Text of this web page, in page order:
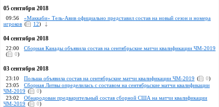
05 сентября 2018
09:56
«Маккаби» Тель-Авив официально представил состав на новый сезон и номера
игроков ( 12)
04 сентября 2018
22:00
Сборная Канады объявила состав на сентябрьские матчи квалификации ЧМ-2019
(
0)
03 сентября 2018
23:10 Польша объявила состав на сентябрьские матчи квалификации ЧМ-2019 ( 0)
23:05
Сборная Литвы определилась с составом на сентябрьские матчи квалификации
ЧМ-2019 ( 0)
23:02
Обнародован предварительный состав сборной США на матчи квалификации
ЧМ-2019 ( 0)